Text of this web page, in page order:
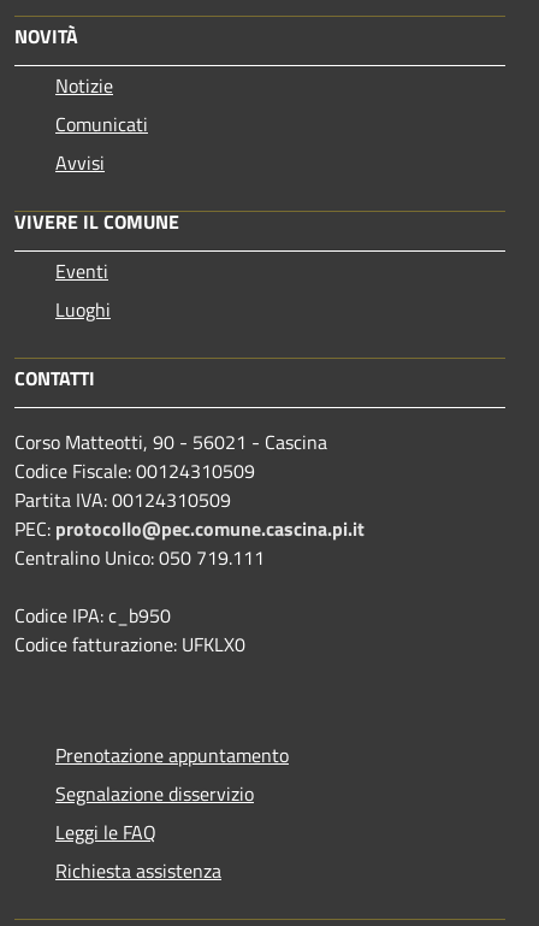
NOVITÀ
Notizie
Comunicati
Avvisi
VIVERE IL COMUNE
Eventi
Luoghi
CONTATTI
Corso Matteotti, 90 - 56021 - Cascina
Codice Fiscale: 00124310509
Partita IVA: 00124310509
PEC: protocollo@pec.comune.cascina.pi.it
Centralino Unico: 050 719.111
Codice IPA: c_b950
Codice fatturazione: UFKLX0
Prenotazione appuntamento
Segnalazione disservizio
Leggi le FAQ
Richiesta assistenza